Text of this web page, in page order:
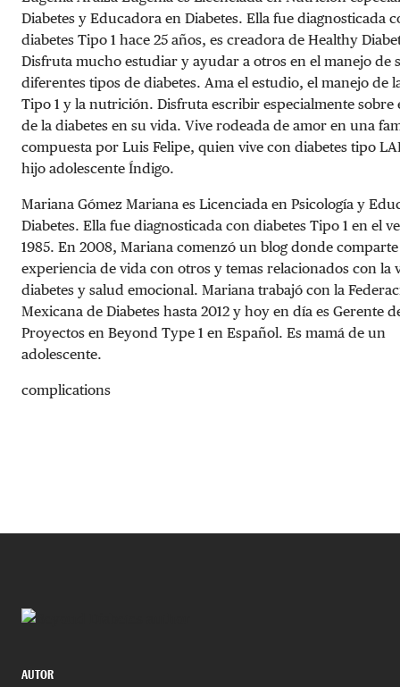
Diabetes y Educadora en Diabetes. Ella fue diagnosticada
diabetes Tipo 1 hace 25 años, es creadora de Healthy
Disfruta mucho estudiar y ayudar a otros en el manejo de
diferentes tipos de diabetes. Ama el estudio, el manejo de
Tipo 1 y la nutrición. Disfruta escribir especialmente sobre
de la diabetes en su vida. Vive rodeada de amor en una
compuesta por Luis Felipe, quien vive con diabetes tipo
hijo adolescente Índigo.
Mariana Gómez Mariana es Licenciada en Psicología y
Diabetes. Ella fue diagnosticada con diabetes Tipo 1 en el
1985. En 2008, Mariana comenzó un blog donde
experiencia de vida con otros y temas relacionados con la
diabetes y salud emocional. Mariana trabajó con la
Mexicana de Diabetes hasta 2012 y hoy en día es Gerente
Proyectos en Beyond Type 1 en Español. Es mamá de un
adolescente.
complications
AUTOR